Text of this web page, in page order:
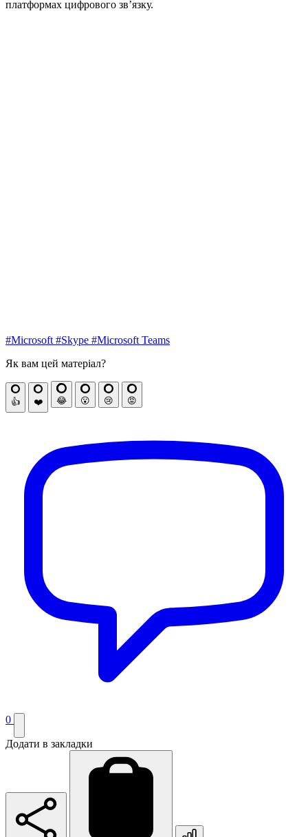
платформах цифрового зв’язку.
#Microsoft#Skype #Microsoft Teams
Як вам цей матеріал?
👍 ❤️ 😂 😮 😢 😡
0
Додати в закладки